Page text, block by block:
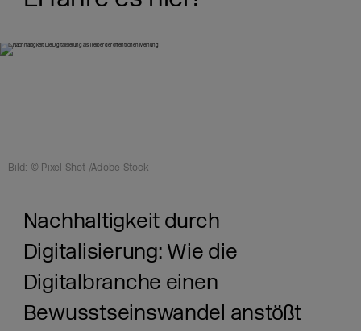
Bild: © Pixel Shot /Adobe Stock
Nachhaltigkeit durch
Digitalisierung: Wie die
Digitalbranche einen
Bewusstseinswandel anstößt